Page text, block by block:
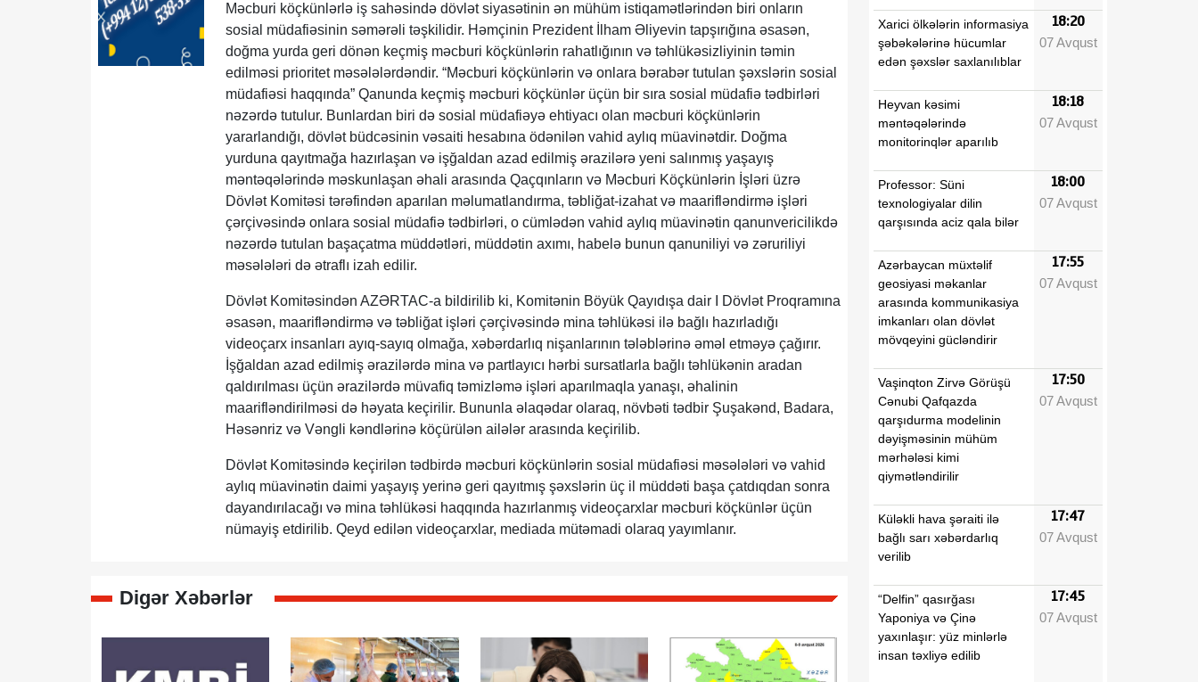
Məcburi köçkünlərlə iş sahəsində dövlət siyasətinin ən mühüm istiqamətlərindən biri onların
sosial müdafiəsinin səmərəli təşkilidir. Həmçinin Prezident İlham Əliyevin tapşırığına əsasən,
doğma yurda geri dönən keçmiş məcburi köçkünlərin rahatlığının və təhlükəsizliyinin təmin
edilməsi prioritet məsələlərdəndir. “Məcburi köçkünlərin və onlara bərabər tutulan şəxslərin sosial
müdafiəsi haqqında” Qanunda keçmiş məcburi köçkünlər üçün bir sıra sosial müdafiə tədbirləri
nəzərdə tutulur. Bunlardan biri də sosial müdafiəyə ehtiyacı olan məcburi köçkünlərin
yararlandığı, dövlət büdcəsinin vəsaiti hesabına ödənilən vahid aylıq müavinətdir. Doğma
yurduna qayıtmağa hazırlaşan və işğaldan azad edilmiş ərazilərə yeni salınmış yaşayış
məntəqələrində məskunlaşan əhali arasında Qaçqınların və Məcburi Köçkünlərin İşləri üzrə
Dövlət Komitəsi tərəfindən aparılan məlumatlandırma, təbliğat-izahat və maarifləndirmə işləri
çərçivəsində onlara sosial müdafiə tədbirləri, o cümlədən vahid aylıq müavinətin qanunvericilikdə
nəzərdə tutulan başaçatma müddətləri, müddətin axımı, habelə bunun qanuniliyi və zəruriliyi
məsələləri də ətraflı izah edilir.
Dövlət Komitəsindən AZƏRTAC-a bildirilib ki, Komitənin Böyük Qayıdışa dair I Dövlət Proqramına
əsasən, maarifləndirmə və təbliğat işləri çərçivəsində mina təhlükəsi ilə bağlı hazırladığı
videoçarx insanları ayıq-sayıq olmağa, xəbərdarlıq nişanlarının tələblərinə əməl etməyə çağırır.
İşğaldan azad edilmiş ərazilərdə mina və partlayıcı hərbi sursatlarla bağlı təhlükənin aradan
qaldırılması üçün ərazilərdə müvafiq təmizləmə işləri aparılmaqla yanaşı, əhalinin
maarifləndirilməsi də həyata keçirilir. Bununla əlaqədar olaraq, növbəti tədbir Şuşakənd, Badara,
Həsənriz və Vəngli kəndlərinə köçürülən ailələr arasında keçirilib.
Dövlət Komitəsində keçirilən tədbirdə məcburi köçkünlərin sosial müdafiəsi məsələləri və vahid
aylıq müavinətin daimi yaşayış yerinə geri qayıtmış şəxslərin üç il müddəti başa çatdıqdan sonra
dayandırılacağı və mina təhlükəsi haqqında hazırlanmış videoçarxlar məcburi köçkünlər üçün
nümayiş etdirilib. Qeyd edilən videoçarxlar, mediada mütəmadi olaraq yayımlanır.
Digər Xəbərlər
Xarici ölkələrin informasiya
şəbəkələrinə hücumlar
edən şəxslər saxlanılıblar
18:20
07 Avqust
Heyvan kəsimi
məntəqələrində
monitorinqlər aparılıb
18:18
07 Avqust
Professor: Süni
texnologiyalar dilin
qarşısında aciz qala bilər
18:00
07 Avqust
Azərbaycan müxtəlif
geosiyasi məkanlar
arasında kommunikasiya
imkanları olan dövlət
mövqeyini gücləndirir
17:55
07 Avqust
Vaşinqton Zirvə Görüşü
Cənubi Qafqazda
qarşıdurma modelinin
dəyişməsinin mühüm
mərhələsi kimi
qiymətləndirilir
17:50
07 Avqust
Küləkli hava şəraiti ilə
bağlı sarı xəbərdarlıq
verilib
17:47
07 Avqust
“Delfin” qasırğası
Yaponiya və Çinə
yaxınlaşır: yüz minlərlə
insan təxliyə edilib
17:45
07 Avqust